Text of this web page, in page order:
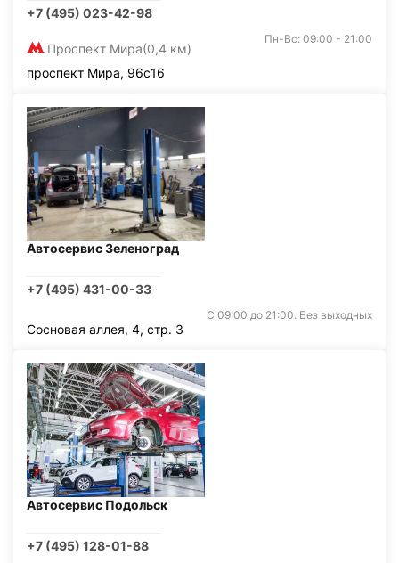
+7 (495) 023-42-98
Проспект Мира(0,4 км)
Пн-Вс: 09:00 - 21:00
проспект Мира, 96с16
Автосервис Зеленоград
+7 (495) 431-00-33
С 09:00 до 21:00. Без выходных
Сосновая аллея, 4, стр. 3
Автосервис Подольск
+7 (495) 128-01-88